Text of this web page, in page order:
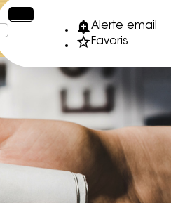
Alerte email
Favoris